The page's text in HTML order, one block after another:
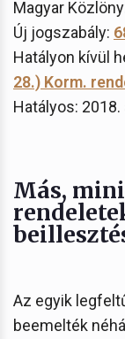
Magyar
Új jogszabály:
Hatályon kívül
28.) Korm.
Hatályos: 2018.
Más,
Az egyik
beemelték